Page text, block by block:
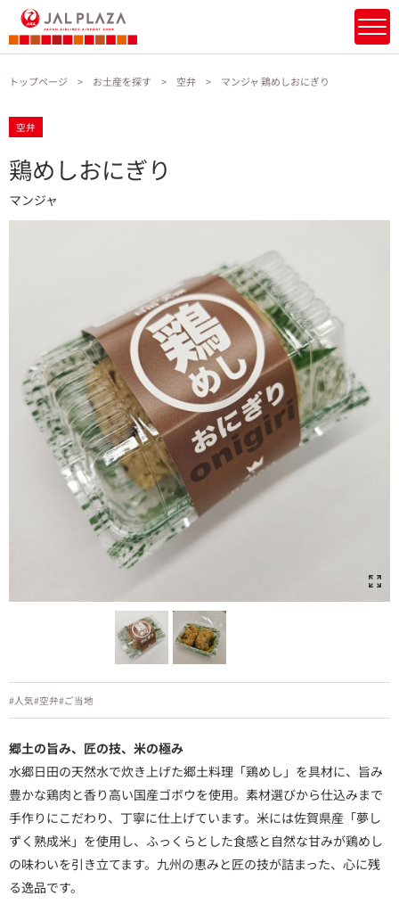
トップページ お土産を探す 空弁 マンジャ 鶏めしおにぎり
空弁
鶏めしおにぎり
マンジャ
#人気#空弁#ご当地
郷土の旨み、匠の技、米の極み
水郷日田の天然水で炊き上げた郷土料理「鶏めし」を具材に、旨み
豊かな鶏肉と香り高い国産ゴボウを使用。素材選びから仕込みまで
手作りにこだわり、丁寧に仕上げています。米には佐賀県産「夢し
ずく熟成米」を使用し、ふっくらとした食感と自然な甘みが鶏めし
の味わいを引き立てます。九州の恵みと匠の技が詰まった、心に残
る逸品です。